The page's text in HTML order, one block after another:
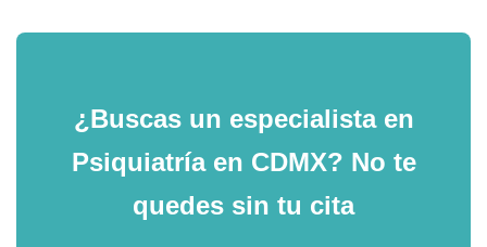
¿Buscas un especialista en
Psiquiatría en CDMX? No te
quedes sin tu cita